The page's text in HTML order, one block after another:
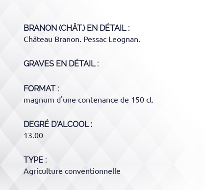
BRANON (CHÄT.)EN DÉTAIL :
Château Branon. Pessac Leognan.
GRAVES EN DÉTAIL :
FORMAT
magnum d'une contenance de 150 cl.
DEGRÉ D'ALCOOL
13.00
TYPE
Agriculture conventionnelle